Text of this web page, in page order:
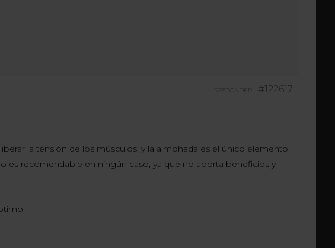
#122617
RESPONDER
la tensión de los músculos, y la almohada es el único elemento
es recomendable en ningún caso, ya que no aporta beneficios y